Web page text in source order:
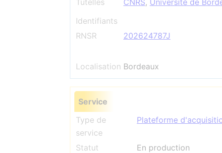
Tutelles
CNRS, Université de
Identifiants
RNSR
202624787J
Localisation Bordeaux
Service
Type de
service
Plateforme
Statut
En production